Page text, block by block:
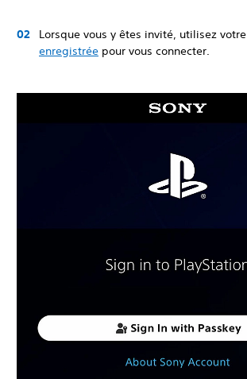
Lorsque vous y êtes invité, utilisez votre
enregistrée pour vous connecter.